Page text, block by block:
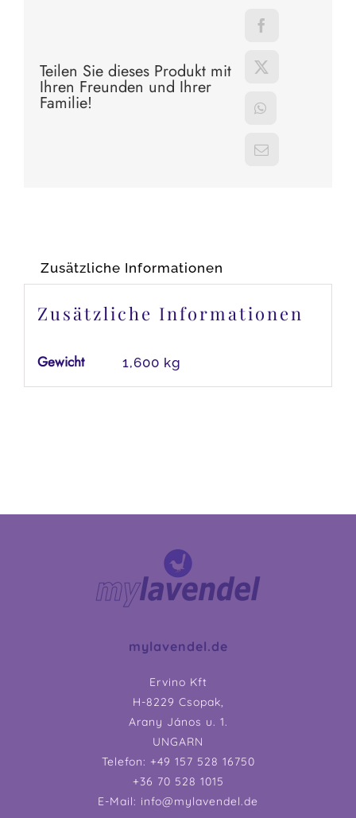
Teilen Sie dieses Produkt mit
Ihren Freunden und Ihrer
Familie!
Zusätzliche Informationen
Zusätzliche Informationen
Gewicht 1,600 kg
mylavendel.de
Ervino Kft
H-8229 Csopak,
Arany János u. 1.
UNGARN
Telefon: +49 157 528 16750
+36 70 528 1015
E-Mail: info@mylavendel.de